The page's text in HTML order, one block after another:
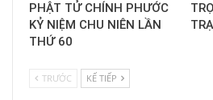
PHẬT TỬ CHÍNH PHƯỚC
KỶ NIỆM CHU NIÊN LẦN
THỨ 60
TRƯỚC KẾ TIẾP